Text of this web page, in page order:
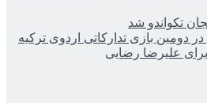
تکواندو شد
دومین بازی تدارکاتی اردوی ترکیه
علیرضا رضایی